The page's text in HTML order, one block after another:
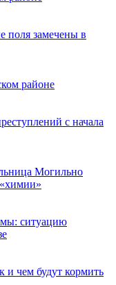
поля замечены в
районе
с начала
Могильно
ситуацию
и чем будут кормить